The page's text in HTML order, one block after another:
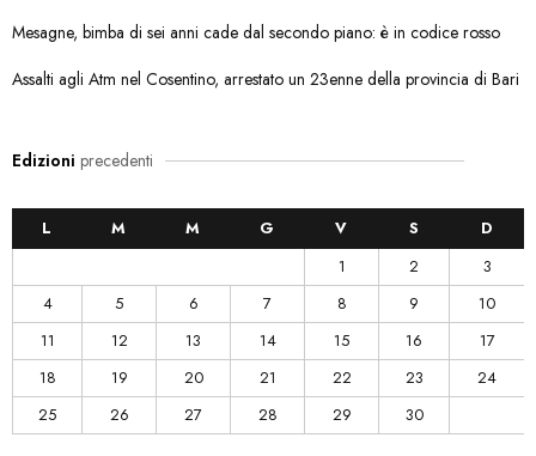
Mesagne, bimba di sei anni cade dal secondo piano: è in codice rosso
Assalti agli Atm nel Cosentino, arrestato un 23enne della provincia di Bari
Edizioni precedenti
L M M G V S
D
1
2
3
4
5 6 7 8 9
10
11
12 13 14 15 16
17
18
19 20 21 22 23
24
25
26 27 28 29 30